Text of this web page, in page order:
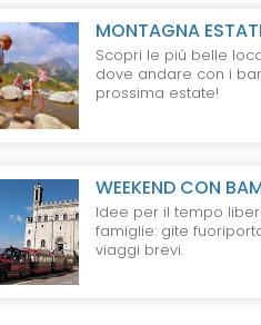
MONTAGNA
Scopri le più belle
dove andare con i
prossima estate!
WEEKEND CON
Idee per il tempo
famiglie: gite
viaggi brevi.